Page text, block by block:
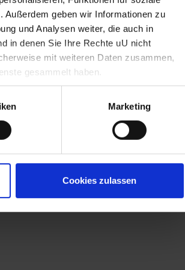
Außerdem geben wir Informationen zu
und Analysen weiter, die auch in
in denen Sie Ihre Rechte uU nicht
mit weiteren Daten zusammen,
gesammelt haben.
Marketing
Cookies zulassen
die Malklasse der Wimbledon
1976 nimmt er einen Lehrauftrag an
Seit 1979 lehrt er an der
der Londoner Royal Academy of Arts.
mit einem Material, das von Menschen
auch "eine Antwort auf die künstlich